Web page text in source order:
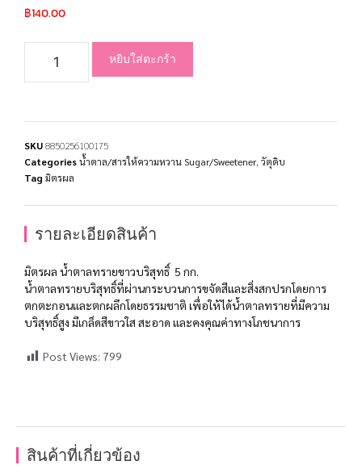
฿140.00
หยิบใส่ตะกร้า
SKU8850256100175
Categoriesน้ำตาล/สารให้ความหวาน Sugar/Sweetener, วัตุดิบ
Tag มิตรผล
รายละเอียดสินค้า
มิตรผล น้ำตาลทรายขาวบริสุทธิ์ 5 กก.
น้ำตาลทรายบริสุทธิ์ที่ผ่านกระบวนการขจัดสีและสิ่งสกปรกโดยการ
ตกตะกอนและตกผลึกโดยธรรมชาติ เพื่อให้ได้น้ำตาลทรายที่มีความ
บริสุทธิ์สูง มีเกล็ดสีขาวใส สะอาด และคงคุณค่าทางโภชนาการ
Post Views: 799
สินค้าที่เกี่ยวข้อง